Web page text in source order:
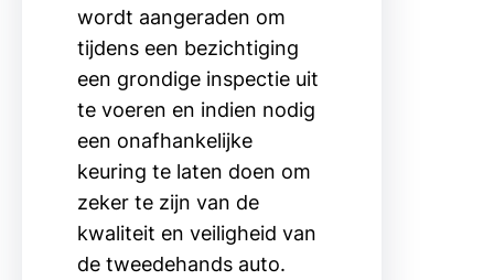
wordt aangeraden om
tijdens een bezichtiging
een grondige inspectie uit
te voeren en indien nodig
een onafhankelijke
keuring te laten doen om
zeker te zijn van de
kwaliteit en veiligheid van
de tweedehands auto.